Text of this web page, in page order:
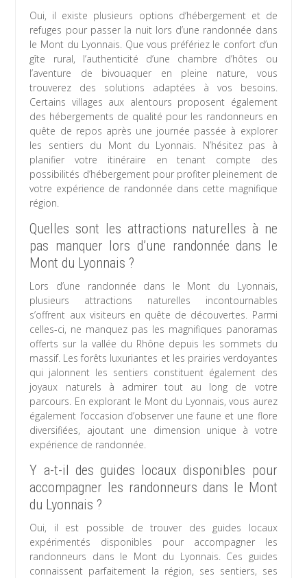
Oui, il existe plusieurs options d’hébergement et de
refuges pour passer la nuit lors d’une randonnée dans
le Mont du Lyonnais. Que vous préfériez le confort d’un
gîte rural, l’authenticité d’une chambre d’hôtes ou
l’aventure de bivouaquer en pleine nature, vous
trouverez des solutions adaptées à vos besoins.
Certains villages aux alentours proposent également
des hébergements de qualité pour les randonneurs en
quête de repos après une journée passée à explorer
les sentiers du Mont du Lyonnais. N’hésitez pas à
planifier votre itinéraire en tenant compte des
possibilités d’hébergement pour profiter pleinement de
votre expérience de randonnée dans cette magnifique
région.
Quelles sont les attractions naturelles à ne
pas manquer lors d’une randonnée dans le
Mont du Lyonnais ?
Lors d’une randonnée dans le Mont du Lyonnais,
plusieurs attractions naturelles incontournables
s’offrent aux visiteurs en quête de découvertes. Parmi
celles-ci, ne manquez pas les magnifiques panoramas
offerts sur la vallée du Rhône depuis les sommets du
massif. Les forêts luxuriantes et les prairies verdoyantes
qui jalonnent les sentiers constituent également des
joyaux naturels à admirer tout au long de votre
parcours. En explorant le Mont du Lyonnais, vous aurez
également l’occasion d’observer une faune et une flore
diversifiées, ajoutant une dimension unique à votre
expérience de randonnée.
Y a-t-il des guides locaux disponibles pour
accompagner les randonneurs dans le Mont
du Lyonnais ?
Oui, il est possible de trouver des guides locaux
expérimentés disponibles pour accompagner les
randonneurs dans le Mont du Lyonnais. Ces guides
connaissent parfaitement la région, ses sentiers, ses